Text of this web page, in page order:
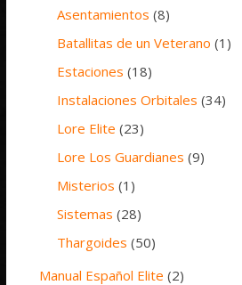
Asentamientos (8)
Batallitas de un Veterano (1)
Estaciones (18)
Instalaciones Orbitales (34)
Lore Elite (23)
Lore Los Guardianes (9)
Misterios (1)
Sistemas (28)
Thargoides (50)
Manual Español Elite (2)